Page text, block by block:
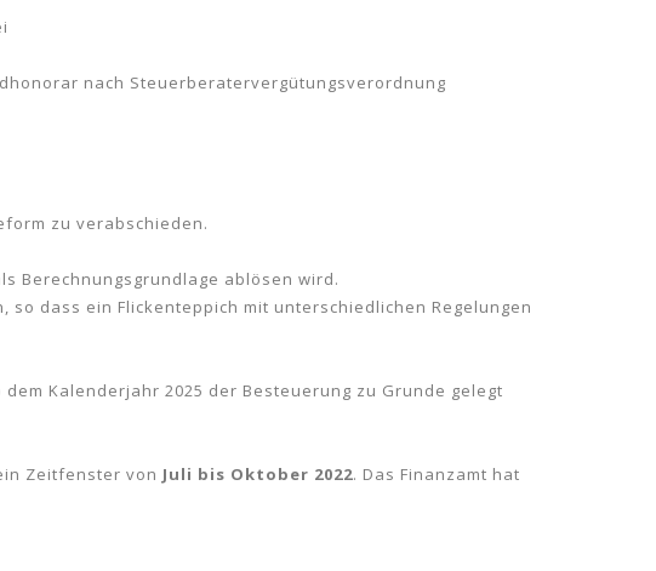
nach Steuerberatervergütungsverordnung
zu verabschieden.
Berechnungsgrundlage ablösen wird.
dass ein Flickenteppich mit unterschiedlichen Regelungen
Kalenderjahr 2025 der Besteuerung zu Grunde gelegt
Zeitfenster von Juli bis Oktober 2022. Das Finanzamt hat